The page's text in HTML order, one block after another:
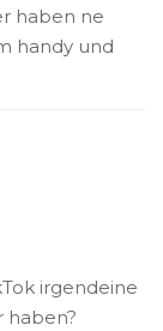
haben ne
handy und
irgendeine
haben?